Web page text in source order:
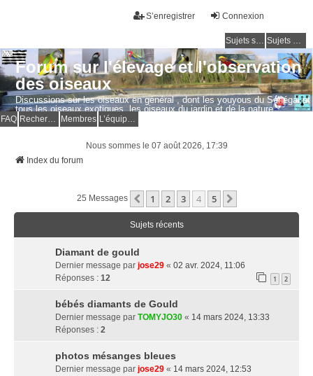
Connexion
S’enregistrer
Sujets sans réponse Sujets actifs
Forum sur l'élevage et l'observation
des oiseaux
Discussions sur les oiseaux en général , dont les youyous du Sénégal et
tous les oiseaux exotiques, les oiseaux du jardin et de la nature.
Questions, photos, expériences.
FAQ Membres
Nous sommes le 07 août 2026, 17:39
Index du forum
25 Messages Précédente
1 2 3 4 5
Sujets récents
Diamant de gould
Dernier message par jose29 « 02 avr. 2024, 11:06
Réponses : 12 1 2
bébés diamants de Gould
Dernier message par TOMYJO30 « 14 mars 2024, 13:33
Réponses : 2
photos mésanges bleues
Dernier message par jose29 « 14 mars 2024, 12:53